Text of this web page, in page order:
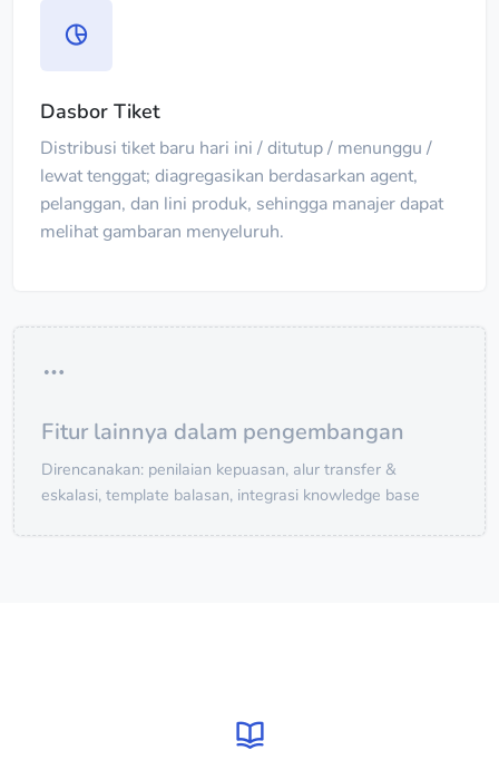
Dasbor Tiket
Distribusi tiket baru hari ini / ditutup / menunggu /
lewat tenggat; diagregasikan berdasarkan agent,
pelanggan, dan lini produk, sehingga manajer dapat
melihat gambaran menyeluruh.
Fitur lainnya dalam pengembangan
Direncanakan: penilaian kepuasan, alur transfer &
eskalasi, template balasan, integrasi knowledge base